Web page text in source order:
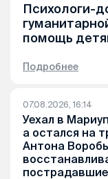
Психологи-
помощь
Подробнее
07.08.2026, 16:14
Уехал в
а остался на
Антона